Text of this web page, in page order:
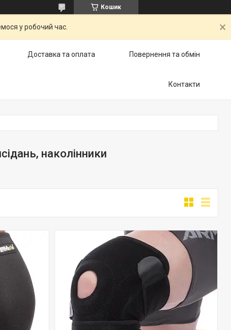
Кошик
у робочий час.
Доставка та оплата Повернення та обмін
Контакти
наколінники